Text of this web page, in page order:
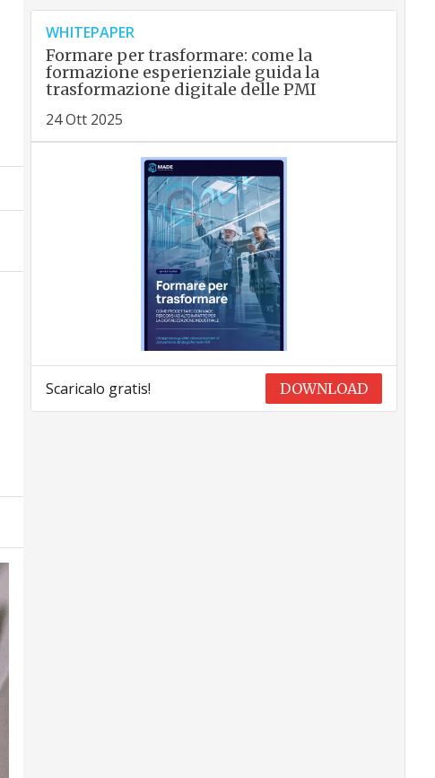
WHITEPAPER
Formare per trasformare: come la
formazione esperienziale guida la
trasformazione digitale delle PMI
24 Ott 2025
Scaricalo gratis! DOWNLOAD